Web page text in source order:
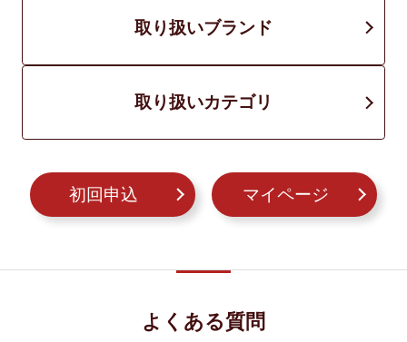
取り扱いブランド
取り扱いカテゴリ
初回申込 マイページ
よくある質問